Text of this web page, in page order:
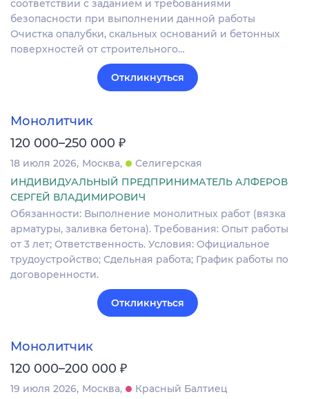
соответствии с заданием и требованиями
безопасности при выполнении данной работы
Очистка опалубки, скальных оснований и бетонных
поверхностей от строительного…
Откликнуться
Монолитчик
120 000–250 000 ₽
18 июля 2026 Москва
Селигерская
ИНДИВИДУАЛЬНЫЙ ПРЕДПРИНИМАТЕЛЬ АЛФЕРОВ
СЕРГЕЙ ВЛАДИМИРОВИЧ
Обязанности: Выполнение монолитных работ (вязка
арматуры, заливка бетона). Требования: Опыт работы
от 3 лет; Ответственность. Условия: Официальное
трудоустройство; Сдельная работа; График работы по
договоренности.
Откликнуться
Монолитчик
120 000–200 000 ₽
19 июля 2026 Москва
Красный Балтиец